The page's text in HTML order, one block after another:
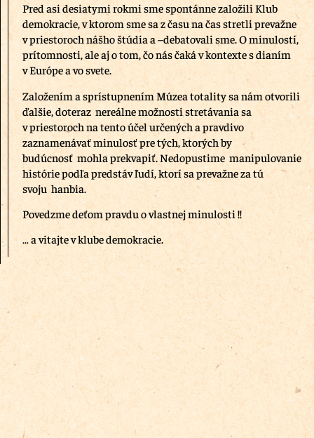
Pred asi desiatymi rokmi sme spontánne založili Klub
demokracie, v ktorom sme sa z času na čas stretli prevažne
v priestoroch nášho štúdia a –debatovali sme. O minulosti,
prítomnosti, ale aj o tom, čo nás čaká v kontexte s dianím
v Európe a vo svete.
Založením a sprístupnením Múzea totality sa nám otvorili
ďalšie, doteraz nereálne možnosti stretávania sa
v priestoroch na tento účel určených a pravdivo
zaznamenávať minulosť pre tých, ktorých by
budúcnosť mohla prekvapiť. Nedopustime manipulovanie
histórie podľa predstáv ľudí, ktorí sa prevažne za tú
svoju hanbia.
Povedzme deťom pravdu o vlastnej minulosti !!
… a vitajte v klube demokracie.